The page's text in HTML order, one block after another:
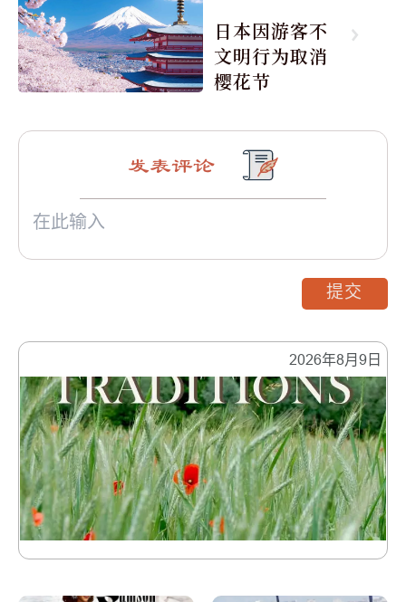
日本因游客不
文明行为取消
樱花节
2026年8月9日
发表评论
提交